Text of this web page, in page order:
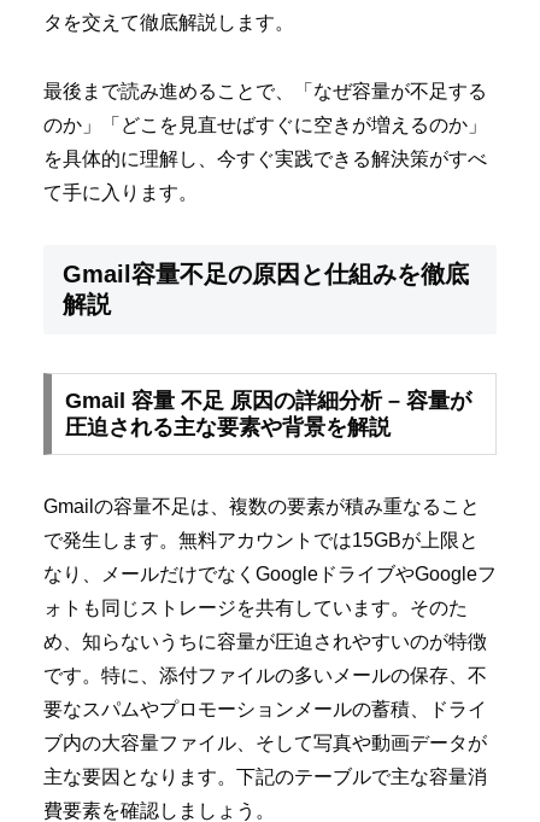
タを交えて徹底解説します。
最後まで読み進めることで、「なぜ容量が不足する
のか」「どこを見直せばすぐに空きが増えるのか」
を具体的に理解し、今すぐ実践できる解決策がすべ
て手に入ります。
Gmail容量不足の原因と仕組みを徹底
解説
Gmail 容量 不足 原因の詳細分析 – 容量が
圧迫される主な要素や背景を解説
Gmailの容量不足は、複数の要素が積み重なること
で発生します。無料アカウントでは15GBが上限と
なり、メールだけでなくGoogleドライブやGoogleフ
ォトも同じストレージを共有しています。そのた
め、知らないうちに容量が圧迫されやすいのが特徴
です。特に、添付ファイルの多いメールの保存、不
要なスパムやプロモーションメールの蓄積、ドライ
ブ内の大容量ファイル、そして写真や動画データが
主な要因となります。下記のテーブルで主な容量消
費要素を確認しましょう。